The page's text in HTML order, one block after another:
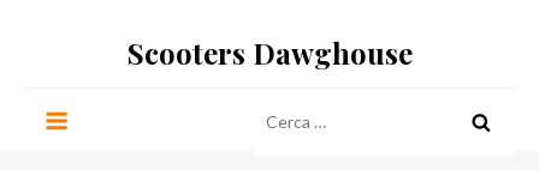
Scooters Dawghouse
per: